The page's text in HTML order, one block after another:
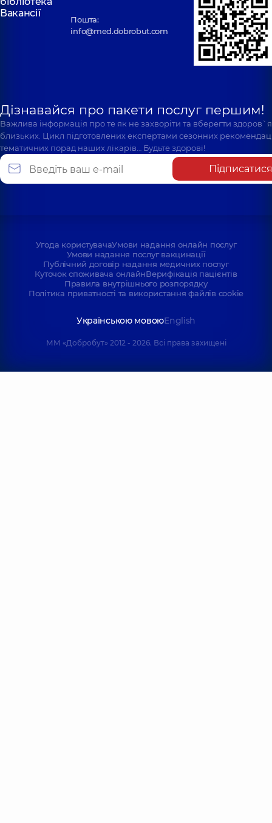
Вакансії
Пошта:
info@med.dobrobut.com
Дізнавайся про пакети послуг першим!
Важлива інформація про те як не захворіти та вберегти
близьких. Цикл підготовлених експертами сезонних
тематичних порад наших лікарів… Будьте здорові!
Підписатися
Угода користувачаУмови надання онлайн послуг
Умови надання послуг вакцинації
Публічний договір надання медичних послуг
Куточок споживача онлайнВерифікація пацієнтів
Правила внутрішнього розпорядку
Політика приватності та використання файлів cookie
Українською мовоюEnglish
ММ «Добробут» 2012 - 2026. Всі права захищені